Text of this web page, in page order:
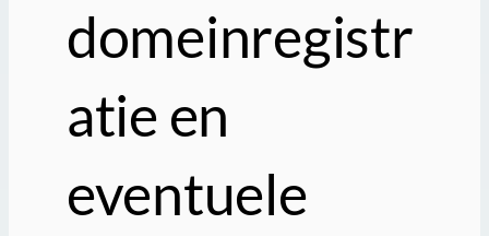
domeinregistr
atie en
eventuele